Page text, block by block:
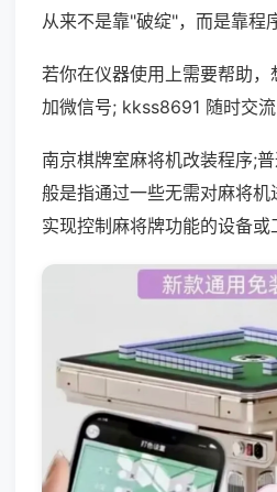
从来不是靠"破绽"，而是靠程
若你在仪器使用上需要帮助
加微信号; kkss8691 随时交流
南京棋牌室麻将机改装程序;
般是指通过一些无需对麻将
实现控制麻将牌功能的设备或